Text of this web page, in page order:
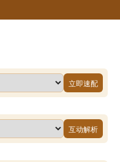
立即速配
互动解析